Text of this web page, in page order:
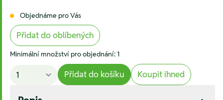
Objednáme pro Vás
Přidat do oblíbených
Minimální množství pro objednání: 1
Přidat do košíku Koupit ihned